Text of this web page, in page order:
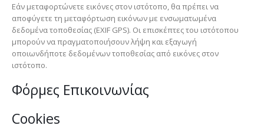
Εάν μεταφορτώνετε εικόνες στον ιστότοπο, θα πρέπει να
αποφύγετε τη μεταφόρτωση εικόνων με ενσωματωμένα
δεδομένα τοποθεσίας (EXIF GPS). Οι επισκέπτες του ιστότοπου
μπορούν να πραγματοποιήσουν λήψη και εξαγωγή
οποιωνδήποτε δεδομένων τοποθεσίας από εικόνες στον
ιστότοπο.
Φόρμες Επικοινωνίας
Cookies